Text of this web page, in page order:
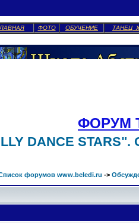
ФОТО ОБУЧЕНИЕ ТАНЕЦ
ФОРУМ
DANCE
форумов www.beledi.ru ->